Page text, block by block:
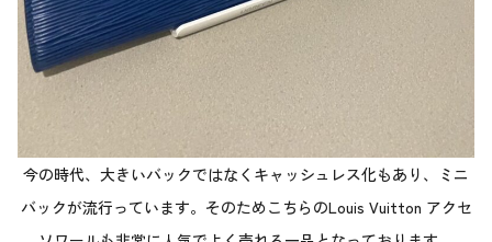
今の時代、大きいバックではなくキャッシュレス化もあり、ミニ
バックが流行っています。そのためこちらのLouis Vuitton アクセ